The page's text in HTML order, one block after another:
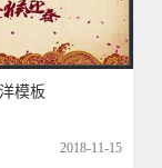
模板
2018-11-15